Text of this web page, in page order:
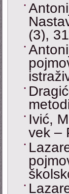
(3),
Ivić,
vek –